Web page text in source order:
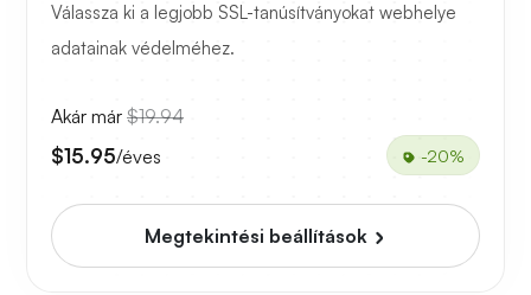
Válassza ki a legjobb SSL-tanúsítványokat webhelye
adatainak védelméhez.
Akár már $19.94
$15.95/éves -20%
Megtekintési beállítások